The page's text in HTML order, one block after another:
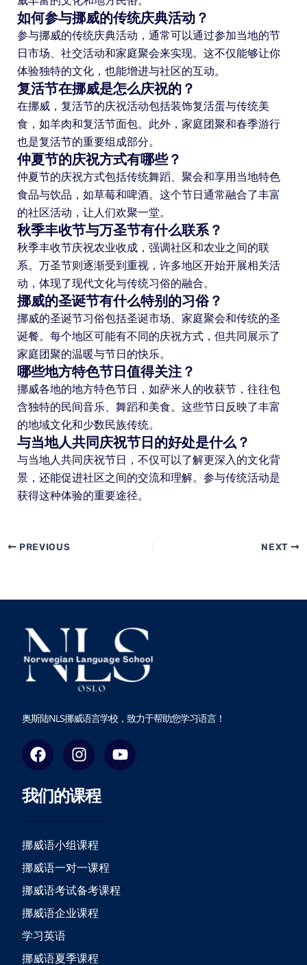
如何参与挪威的传统庆典活动？
参与挪威的传统庆典活动，通常可以通过参加当地的节
日市场、社交活动和家庭聚会来实现。这不仅能够让你
体验独特的文化，也能增进与社区的互动。
复活节在挪威是怎么庆祝的？
在挪威，复活节的庆祝活动包括装饰复活蛋与传统美
食，如羊肉和复活节面包。此外，家庭团聚和春季游行
也是复活节的重要组成部分。
仲夏节的庆祝方式有哪些？
仲夏节的庆祝方式包括传统舞蹈、聚会和享用当地特色
食品与饮品，如草莓和啤酒。这个节日通常融合了丰富
的社区活动，让人们欢聚一堂。
秋季丰收节与万圣节有什么联系？
秋季丰收节庆祝农业收成，强调社区和农业之间的联
系。万圣节则逐渐受到重视，许多地区开始开展相关活
动，体现了现代文化与传统习俗的融合。
挪威的圣诞节有什么特别的习俗？
挪威的圣诞节习俗包括圣诞市场、家庭聚会和传统的圣
诞餐。每个地区可能有不同的庆祝方式，但共同展示了
家庭团聚的温暖与节日的快乐。
哪些地方特色节日值得关注？
挪威各地的地方特色节日，如萨米人的收获节，往往包
含独特的民间音乐、舞蹈和美食。这些节日反映了丰富
的地域文化和少数民族传统。
与当地人共同庆祝节日的好处是什么？
与当地人共同庆祝节日，不仅可以了解更深入的文化背
景，还能促进社区之间的交流和理解。参与传统活动是
获得这种体验的重要途径。
PREVIOUS NEXT
奥斯陆NLS挪威语言学校，致力于帮助您学习语言！
F
a
c
e
b
o
o
k
I
n
s
t
a
g
r
a
m
Y
o
u
我们的课程
挪威语小组课程
挪威语一对一课程
挪威语考试备考课程
挪威语企业课程
学习英语
挪威语夏季课程